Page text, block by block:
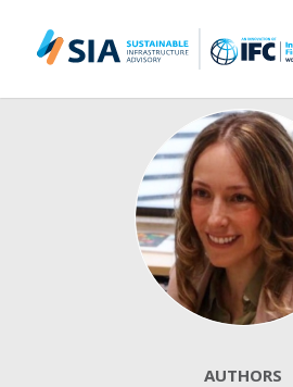
AUTHORS
Search for:
When autocomplete results are